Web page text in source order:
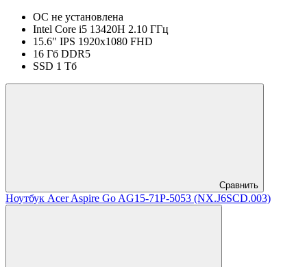
ОС не установлена
Intel Core i5 13420H 2.10 ГГц
15.6" IPS 1920x1080 FHD
16 Гб DDR5
SSD 1 Тб
Сравнить
Ноутбук Acer Aspire Go AG15-71P-5053 (NX.J6SCD.003)